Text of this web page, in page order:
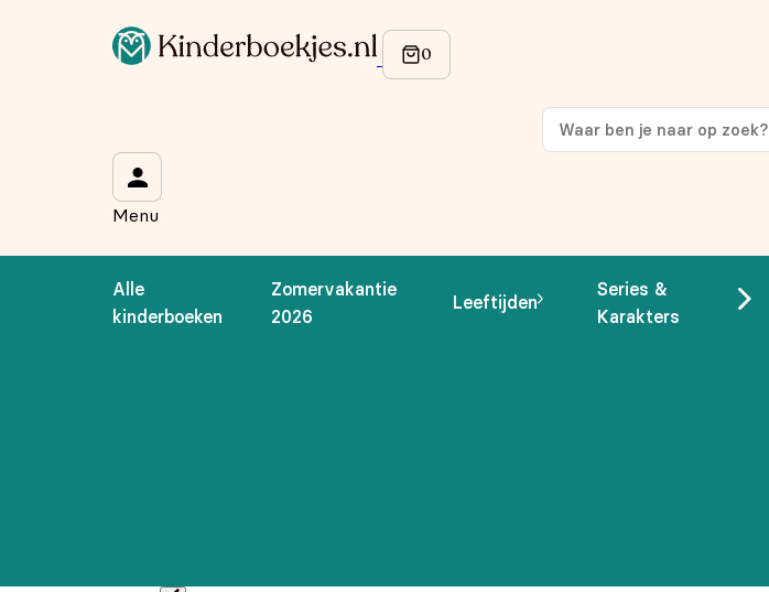
Menu
Alle
kinderboeken
Zomervakantie
2026
Leeftijden
Series &
Karakters
Op de hoogte blijven van onze acties?
op je eerste aankoop!
Wat is je voornaam?
Aanmelden